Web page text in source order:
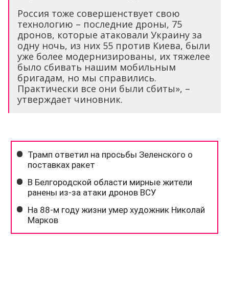
Россия тоже совершенствует свою
технологию – последние дроны, 75
дронов, которые атаковали Украину за
одну ночь, из них 55 против Киева, были
уже более модернизированы, их тяжелее
было сбивать нашим мобильным
бригадам, но мы справились.
Практически все они были сбиты», –
утверждает чиновник.